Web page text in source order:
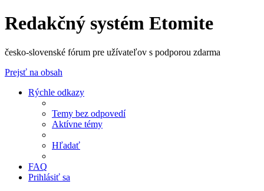
Redakčný systém Etomite
česko-slovenské fórum pre užívateľov s podporou zdarma
Prejsť na obsah
Rýchle odkazy
Temy bez odpovedí
Aktívne témy
Hľadať
FAQ
Prihlásiť sa